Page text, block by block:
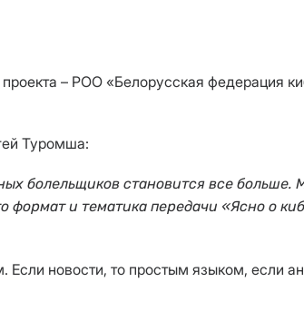
– РОО «Белорусская федерация
Туромша:
болельщиков становится все больше.
формат и тематика передачи «Ясно о
новости, то простым языком, если